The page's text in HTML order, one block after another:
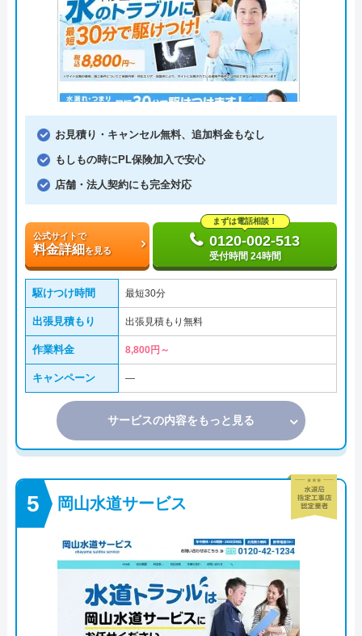
お見積り・キャンセル無料、追加料金もなし
もしもの時にPL保険加入で安心
店舗・法人契約にも完全対応
公式サイトで
料金詳細 を見る
まずは電話相談！
0120-002-513
受付時間 24時間
駆けつけ時間 最短30分
出張見積もり 出張見積もり無料
作業料金 8,800円～
キャンペーン ―
サービスの内容をもっと見る
岡山水道サービス